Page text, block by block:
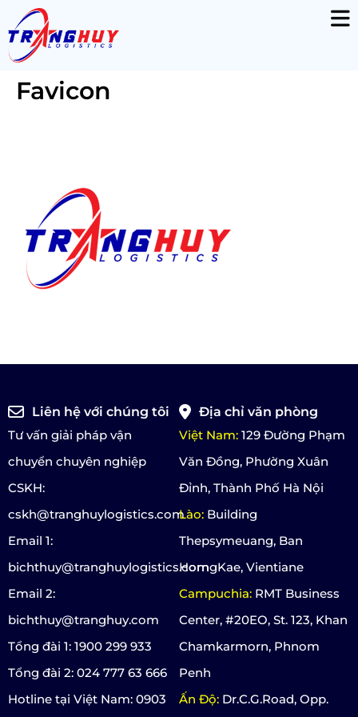
Favicon
Liên hệ với chúng tôi
Tư vấn giải pháp vận
chuyển chuyên nghiệp
CSKH:
cskh@tranghuylogistics.com
Email 1:
bichthuy@tranghuylogistics.com
Email 2:
bichthuy@tranghuy.com
Tổng đài 1: 1900 299 933
Tổng đài 2: 024 777 63 666
Hotline tại Việt Nam: 0903
Địa chỉ văn phòng
Việt Nam: 129 Đường Phạm
Văn Đồng, Phường Xuân
Đỉnh, Thành Phố Hà Nội
Lào: Building
Thepsymeuang, Ban
HorngKae, Vientiane
Campuchia: RMT Business
Center, #20EO, St. 123, Khan
Chamkarmorn, Phnom
Penh
Ấn Độ: Dr.C.G.Road, Opp.